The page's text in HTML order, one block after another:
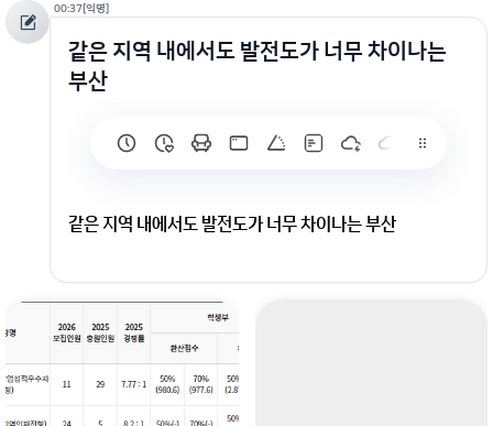
00:37[익명]
같은 지역 내에서도 발전도가 너무 차이나는
부산
같은 지역 내에서도 발전도가 너무 차이나는 부산
회원가입 혹은 광고 [X]를 누르면 내용이 보입니다